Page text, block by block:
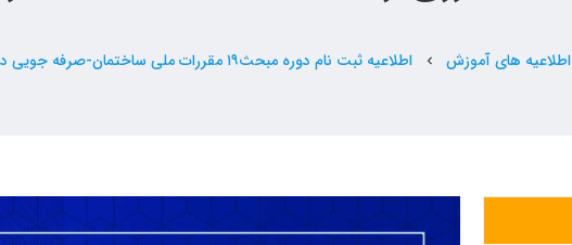
اطلاعیه های آموزش chevron_left اطلاعیه ثبت نام دوره مبحث١٩ مقررات ملی ساختمان-صرفه جویی در مصرف انرژی رشته مکانیک کد ۴۵۲ گروه دوم